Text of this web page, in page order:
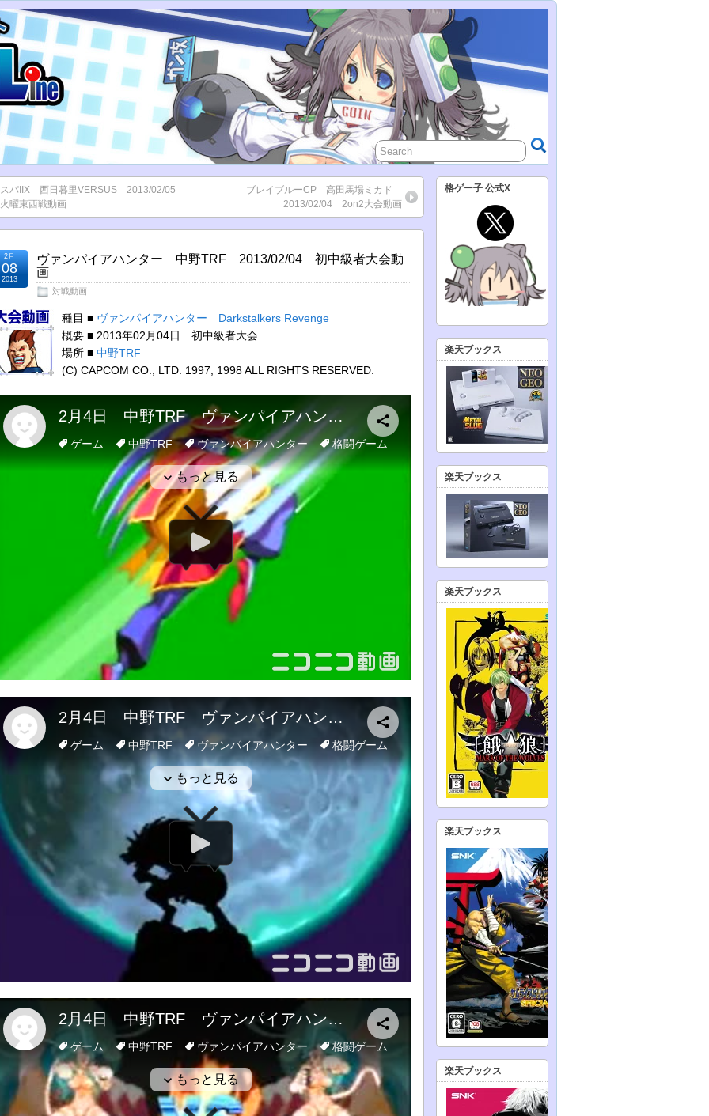
スパIIX 西日暮里VERSUS 2013/02/05
火曜東西戦動画
ブレイブルーCP 高田馬場ミカド
2013/02/04 2on2大会動画
ヴァンパイアハンター 中野TRF 2013/02/04 初中級者大会動
画
対戦動画
2月
08
2013
種目 ■ ヴァンパイアハンター Darkstalkers Revenge
概要 ■ 2013年02月04日 初中級者大会
場所 ■ 中野TRF
(C) CAPCOM CO., LTD. 1997, 1998 ALL RIGHTS RESERVED.
格ゲー子 公式X
楽天ブックス
楽天ブックス
楽天ブックス
楽天ブックス
楽天ブックス